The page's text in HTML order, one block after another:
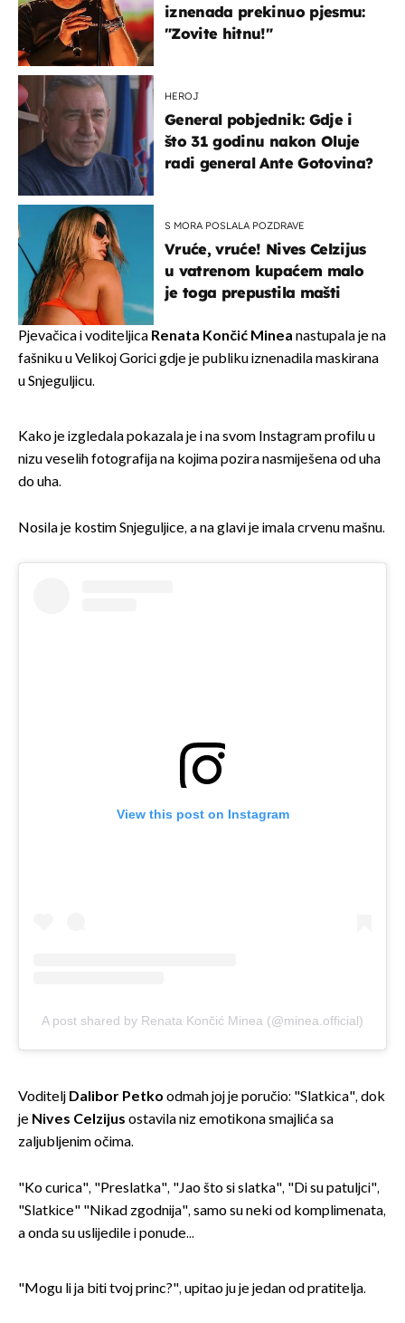
iznenada prekinuo pjesmu:
"Zovite hitnu!"
HEROJ
General pobjednik: Gdje i
što 31 godinu nakon Oluje
radi general Ante Gotovina?
S MORA POSLALA POZDRAVE
Vruće, vruće! Nives Celzijus
u vatrenom kupaćem malo
je toga prepustila mašti
Pjevačica i voditeljica Renata Končić Minea nastupala je na
fašniku u Velikoj Gorici gdje je publiku iznenadila maskirana
u Snjeguljicu.
Kako je izgledala pokazala je i na svom Instagram profilu u
nizu veselih fotografija na kojima pozira nasmiješena od uha
do uha.
Nosila je kostim Snjeguljice, a na glavi je imala crvenu mašnu.
View this post on Instagram
A post shared by Renata Končić Minea (@minea.official)
Voditelj Dalibor Petko odmah joj je poručio: "Slatkica", dok
je Nives Celzijus ostavila niz emotikona smajlića sa
zaljubljenim očima.
"Ko curica", "Preslatka", "Jao što si slatka", "Di su patuljci",
"Slatkice" "Nikad zgodnija", samo su neki od komplimenata,
a onda su uslijedile i ponude...
"Mogu li ja biti tvoj princ?", upitao ju je jedan od pratitelja.